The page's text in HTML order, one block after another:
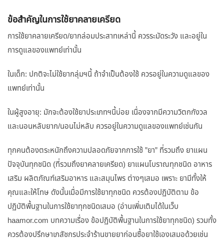
ข้อสำคัญในการใช้ยาคลายเครียด
การใช้ยาคลายเครียด/ยากล่อมประสาทเหล่านี้ ควรระมัดระวัง และอยู่ใน
การดูแลของแพทย์เท่านั้น
ในเด็ก: ปกติจะไม่ใช้ยากลุ่มฯนี้ ถ้าจำเป็นต้องใช้ ควรอยู่ในความดูแลของ
แพทย์เท่านั้น
ในผู้สูงอายุ: มักจะต้องใช้ยาประเภทฯนี้บ่อย เนื่องจากมีความวิตกกังวล
และนอนหลับยาก/นอนไม่หลับ ควรอยู่ในความดูแลของแพทย์เช่นกัน
ทุกคนต้องตระหนักถึงความปลอดภัยจากการใช้ ”ยา” ที่รวมถึง ยาแผน
ปัจจุบันทุกชนิด (ที่รวมถึงยาคลายเครียด) ยาแผนโบราณทุกชนิด อาหาร
เสริม ผลิตภัณฑ์เสริมอาหาร และสมุนไพร ต่างๆเสมอ เพราะ ยามีทั้งให้
คุณและให้โทษ ดังนั้นเมื่อมีการใช้ยาทุกชนิด ควรต้องปฏิบัติตาม ข้อ
ปฏิบัติพื้นฐานในการใช้ยาทุกชนิดเสมอ (อ่านเพิ่มเติมได้ในเว็บ
haamor.com บทความเรื่อง ข้อปฏิบัติพื้นฐานในการใช้ยาทุกชนิด) รวมทั้ง
ควรต้องปรึกษาเภสัชกรประจำร้านขายยาก่อนซื้อยาใช้เองเสมอด้วยเช่น